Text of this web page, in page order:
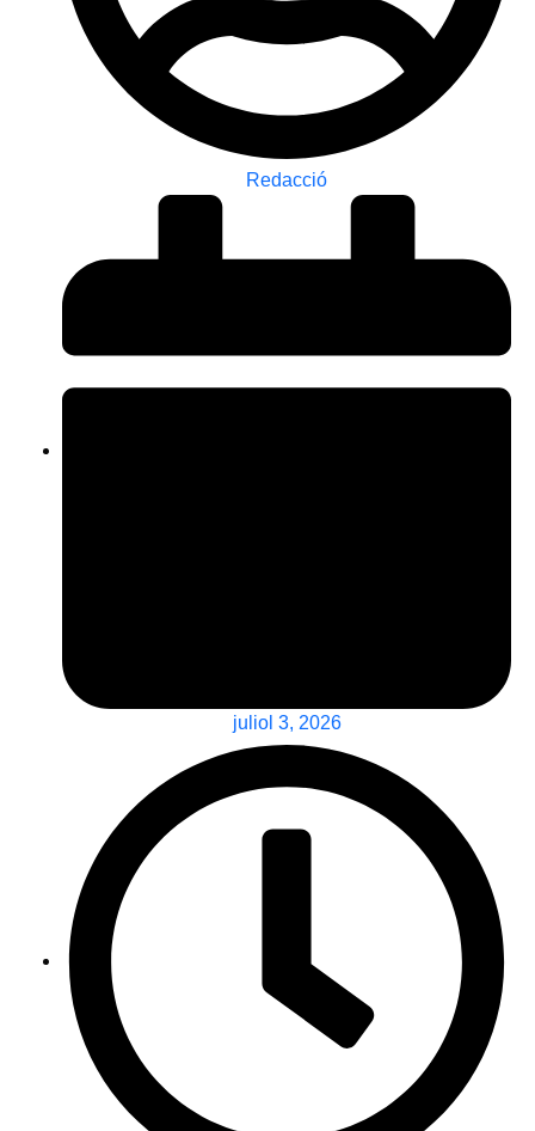
Redacció
juliol 3, 2026